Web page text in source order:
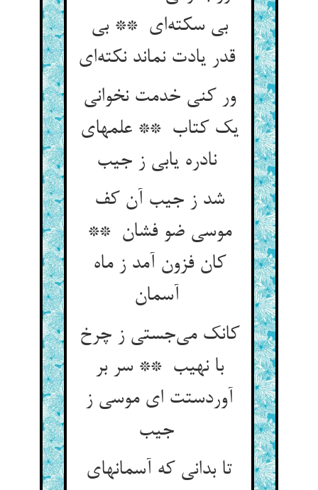
بی سکته‌ای ** بی
قدر یادت نماند نکته‌ای
ور کنی خدمت نخوانی
یک کتاب ** علمهای
نادره یابی ز جیب
شد ز جیب آن کف
موسی ضو فشان **
کان فزون آمد ز ماه
کانک می‌جستی ز چرخ
با نهیب ** سر بر
آوردستت ای موسی ز
تا بدانی که آسمانهای